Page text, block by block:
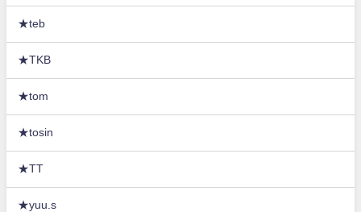
★teb
★TKB
★tom
★tosin
★TT
★yuu.s